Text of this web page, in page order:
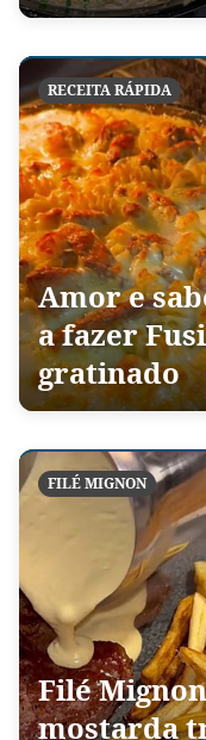
RECEITA RÁPIDA
Amor e
a fazer
gratinado
FILÉ MIGNON
Filé
mostarda